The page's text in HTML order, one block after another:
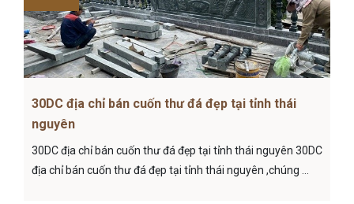
30DC địa chỉ bán cuốn thư đá đẹp tại tỉnh thái
nguyên
30DC địa chỉ bán cuốn thư đá đẹp tại tỉnh thái nguyên 30DC
địa chỉ bán cuốn thư đá đẹp tại tỉnh thái nguyên ,chúng ...